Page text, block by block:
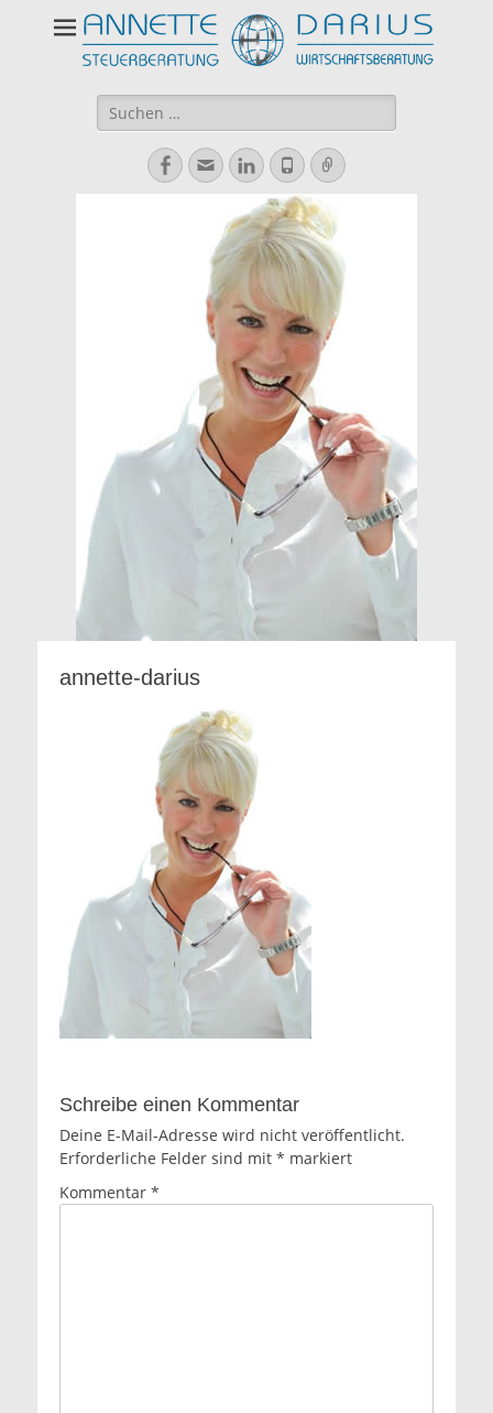
Suchen
nach:
Facebook
E-
Mail
LinkedIn
TelefonVerknüpfung
annette-darius
Schreibe einen Kommentar
Deine E-Mail-Adresse wird nicht veröffentlicht.
Erforderliche Felder sind mit * markiert
Kommentar *